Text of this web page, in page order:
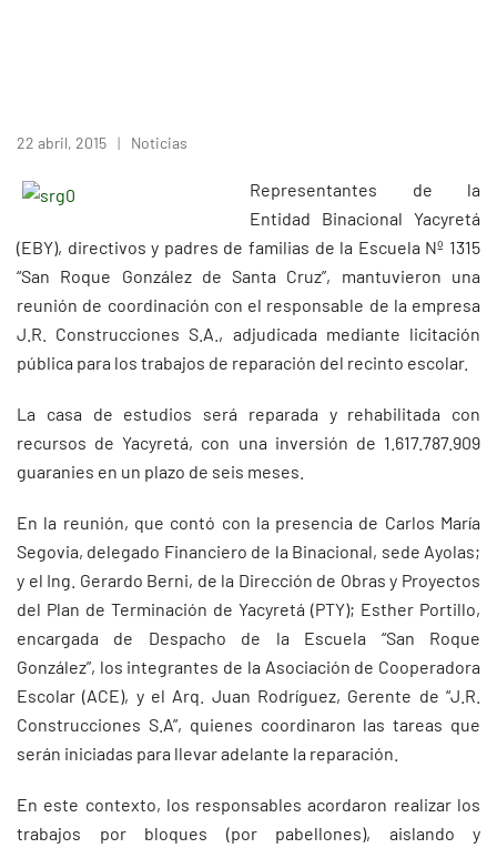
22 abril, 2015 Noticias
Representantes de la
Entidad Binacional Yacyretá
(EBY), directivos y padres de familias de la Escuela Nº 1315
“San Roque González de Santa Cruz”, mantuvieron una
reunión de coordinación con el responsable de la empresa
J.R. Construcciones S.A., adjudicada mediante licitación
pública para los trabajos de reparación del recinto escolar.
La casa de estudios será reparada y rehabilitada con
recursos de Yacyretá, con una inversión de 1.617.787.909
guaranies en un plazo de seis meses.
En la reunión, que contó con la presencia de Carlos María
Segovia, delegado Financiero de la Binacional, sede Ayolas;
y el Ing. Gerardo Berni, de la Dirección de Obras y Proyectos
del Plan de Terminación de Yacyretá (PTY); Esther Portillo,
encargada de Despacho de la Escuela “San Roque
González”, los integrantes de la Asociación de Cooperadora
Escolar (ACE), y el Arq. Juan Rodríguez, Gerente de “J.R.
Construcciones S.A”, quienes coordinaron las tareas que
serán iniciadas para llevar adelante la reparación.
En este contexto, los responsables acordaron realizar los
trabajos por bloques (por pabellones), aislando y